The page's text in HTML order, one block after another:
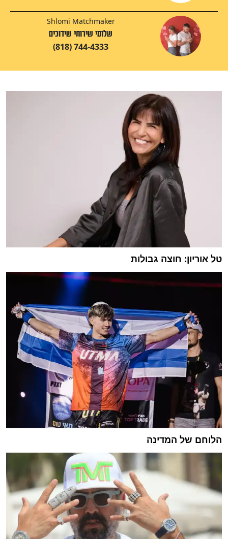
Shlomi Matchmaker
שלומי שירותי שידוכים
(818) 744-4333
טל אוריון: חוצה גבולות
הלוחם של המדינה